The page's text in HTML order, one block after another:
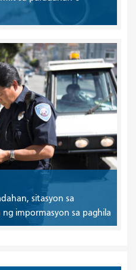
sitasyon sa
impormasyon sa paghila